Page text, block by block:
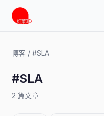
博客 / #SLA
#SLA
2 篇文章